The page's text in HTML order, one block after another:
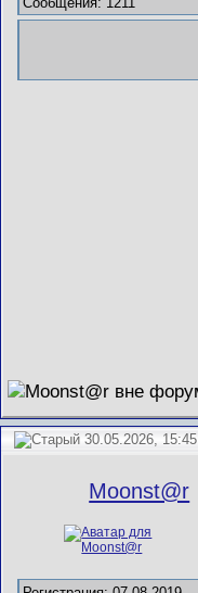
30.05.2026, 15:45
Mооnst@r